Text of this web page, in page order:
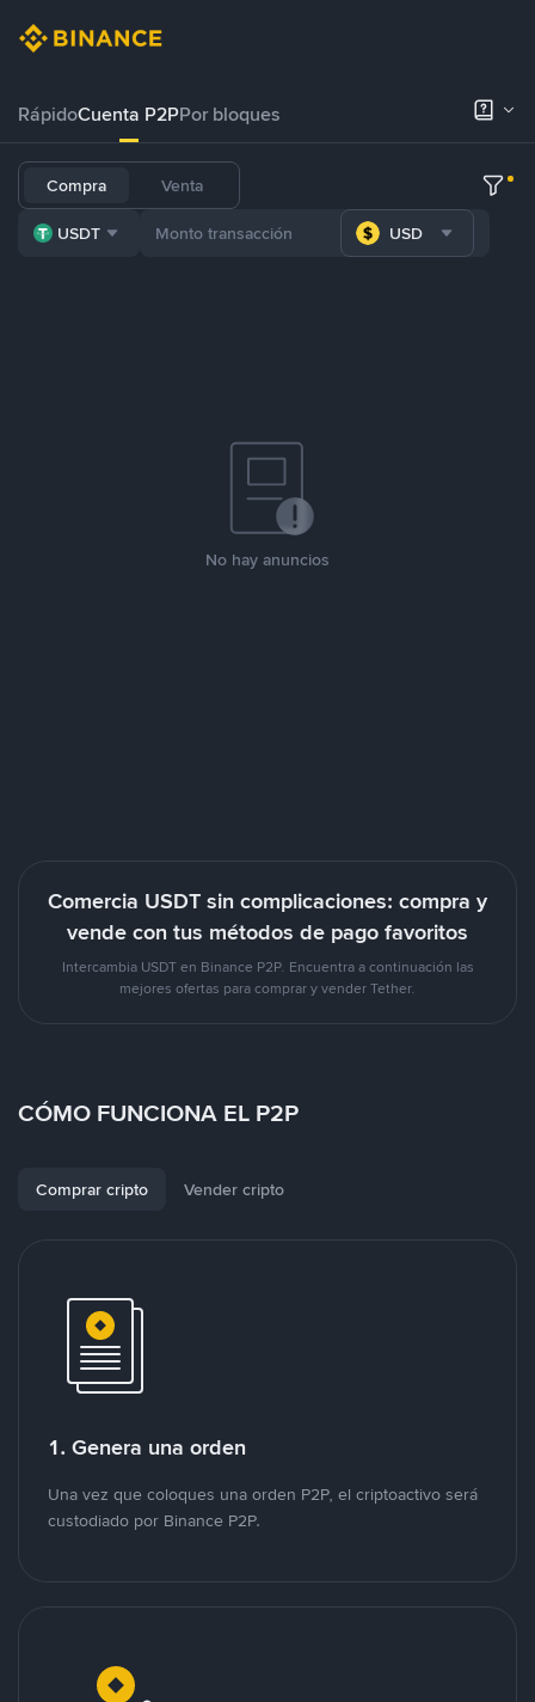
RápidoCuenta P2PPor bloques
Compra Venta
USDT USD
No hay anuncios
Comercia USDT sin complicaciones: compra y
vende con tus métodos de pago favoritos
Intercambia USDT en Binance P2P. Encuentra a continuación las
mejores ofertas para comprar y vender Tether.
CÓMO FUNCIONA EL P2P
Comprar cripto Vender cripto
1. Genera una orden
Una vez que coloques una orden P2P, el criptoactivo será
custodiado por Binance P2P.